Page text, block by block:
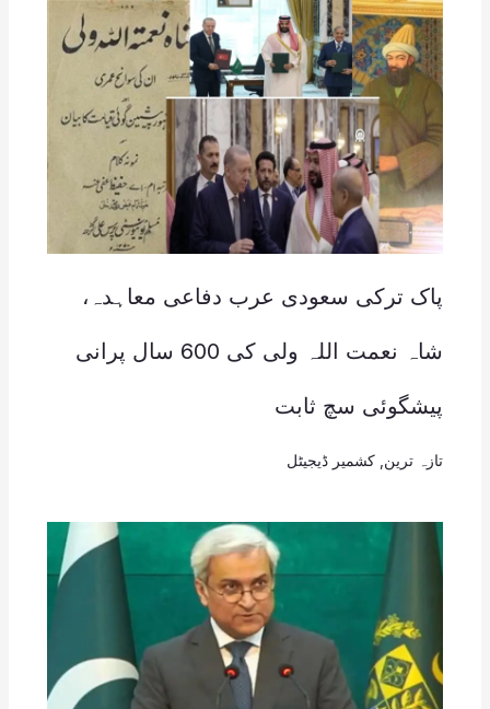
پاک ترکی سعودی عرب دفاعی معاہدہ،
شاہ نعمت اللہ ولی کی 600 سال پرانی
پیشگوئی سچ ثابت
تازہ ترین کشمیر ڈیجیٹل